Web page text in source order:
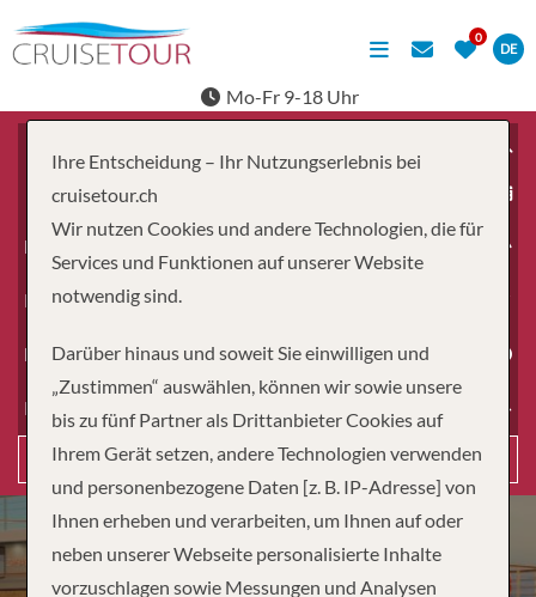
DE
Mo-Fr 9-18 Uhr
Erwachsene
Kinder
Dauer
Reiseart
Suchen
Ihre Entscheidung – Ihr Nutzungserlebnis bei
cruisetour.ch
Wir nutzen Cookies und andere Technologien, die für
Services und Funktionen auf unserer Website
notwendig sind.
Darüber hinaus und soweit Sie einwilligen und
„Zustimmen“ auswählen, können wir sowie unsere
bis zu fünf Partner als Drittanbieter Cookies auf
Ihrem Gerät setzen, andere Technologien verwenden
und personenbezogene Daten [z. B. IP-Adresse] von
Ihnen erheben und verarbeiten, um Ihnen auf oder
neben unserer Webseite personalisierte Inhalte
vorzuschlagen sowie Messungen und Analysen